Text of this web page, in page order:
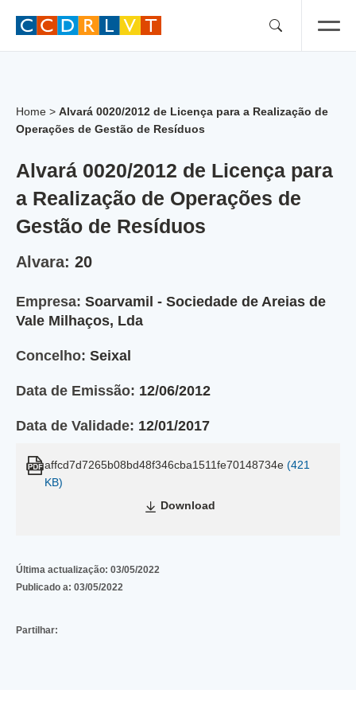
Home > Alvará 0020/2012 de Licença para a Realização de
Operações de Gestão de Resíduos
Alvará 0020/2012 de Licença para
a Realização de Operações de
Gestão de Resíduos
Alvara: 20
Empresa: Soarvamil - Sociedade de Areias de
Vale Milhaços, Lda
Concelho: Seixal
Data de Emissão: 12/06/2012
Data de Validade: 12/01/2017
affcd7d7265b08bd48f346cba1511fe70148734e (421
KB)
Download
Última actualização: 03/05/2022
Publicado a: 03/05/2022
Partilhar: